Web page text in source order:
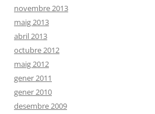
novembre 2013
maig 2013
abril 2013
octubre 2012
maig 2012
gener 2011
gener 2010
desembre 2009